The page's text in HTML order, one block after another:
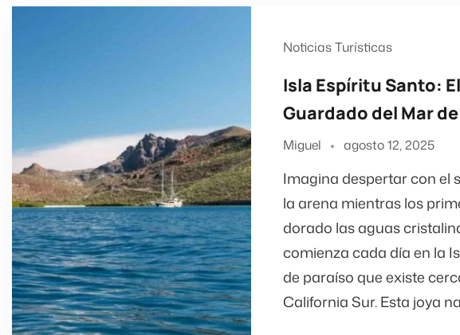
Noticias Turísticas
Isla Espíritu Santo:
Guardado del Mar
Miguel agosto 12, 2025
Imagina despertar con el
la arena mientras los
dorado las aguas
comienza cada día en la
de paraíso que existe
California Sur. Esta joya